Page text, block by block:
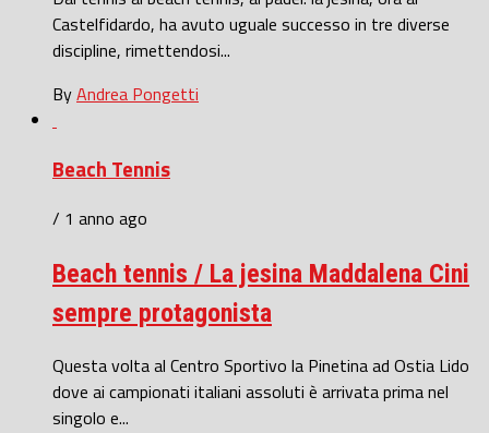
Castelfidardo, ha avuto uguale successo in tre diverse
discipline, rimettendosi...
ByAndrea Pongetti
Beach Tennis
/ 1 anno ago
Beach tennis / La jesina Maddalena Cini
sempre protagonista
Questa volta al Centro Sportivo la Pinetina ad Ostia Lido
dove ai campionati italiani assoluti è arrivata prima nel
singolo e...